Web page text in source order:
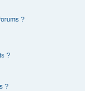
?
?
?